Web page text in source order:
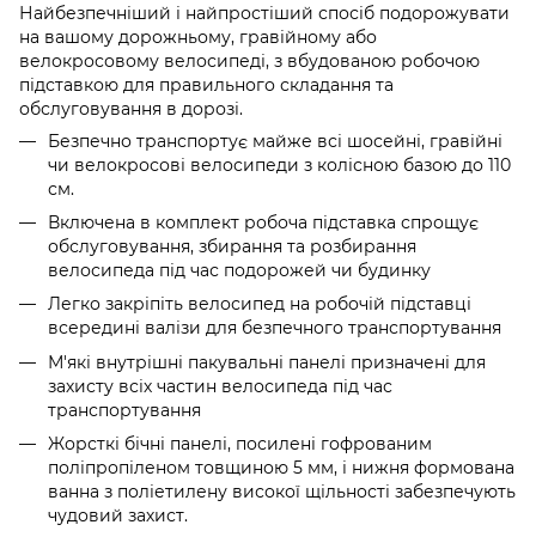
Найбезпечніший і найпростіший спосіб подорожувати
на вашому дорожньому, гравійному або
велокросовому велосипеді, з вбудованою робочою
підставкою для правильного складання та
обслуговування в дорозі.
Безпечно транспортує майже всі шосейні, гравійні
чи велокросові велосипеди з колісною базою до 110
см.
Включена в комплект робоча підставка спрощує
обслуговування, збирання та розбирання
велосипеда під час подорожей чи будинку
Легко закріпіть велосипед на робочій підставці
всередині валізи для безпечного транспортування
М'які внутрішні пакувальні панелі призначені для
захисту всіх частин велосипеда під час
транспортування
Жорсткі бічні панелі, посилені гофрованим
поліпропіленом товщиною 5 мм, і нижня формована
ванна з поліетилену високої щільності забезпечують
чудовий захист.